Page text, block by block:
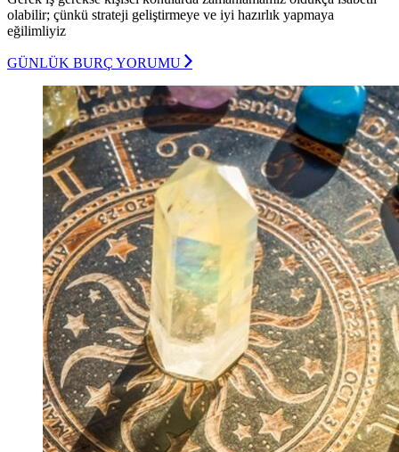
olabilir; çünkü strateji geliştirmeye ve iyi hazırlık yapmaya
eğilimliyiz
GÜNLÜK BURÇ YORUMU